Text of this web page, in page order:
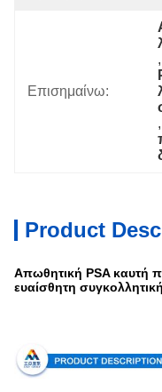
Επισημαίνω:
,
,
Product
Απωθητική PSA καυτή
ευαίσθητη